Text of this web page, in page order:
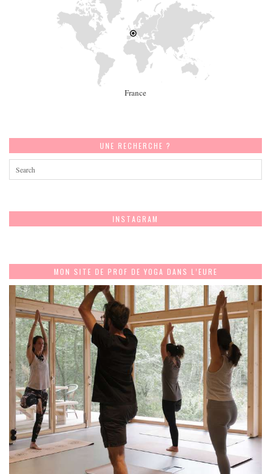
France
UNE RECHERCHE ?
INSTAGRAM
MON SITE DE PROF DE YOGA DANS L’EURE